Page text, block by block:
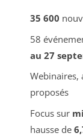
35 600
58
au 27
Webinaires,
proposés
Focus sur
hausse de